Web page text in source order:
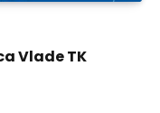
Vlade TK